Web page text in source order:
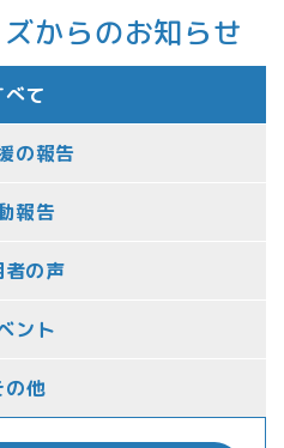
からのお知らせ
べて
の報告
報告
者の声
ント
の他